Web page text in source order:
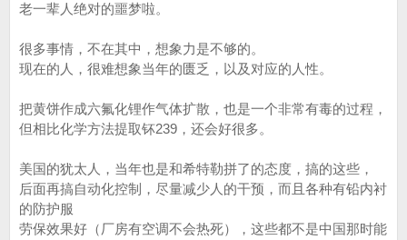
老一辈人绝对的噩梦啦。
很多事情，不在其中，想象力是不够的。
现在的人，很难想象当年的匮乏，以及对应的人性。
把黄饼作成六氟化锂作气体扩散，也是一个非常有毒的过程，
但相比化学方法提取钚239，还会好很多。
美国的犹太人，当年也是和希特勒拼了的态度，搞的这些，
后面再搞自动化控制，尽量减少人的干预，而且各种有铅内衬
的防护服
劳保效果好（厂房有空调不会热死），这些都不是中国那时能